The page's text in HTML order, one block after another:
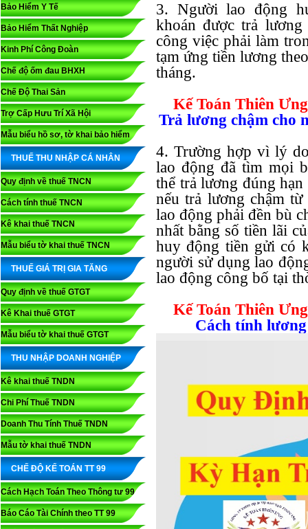
Bảo Hiểm Y Tế
Bảo Hiểm Thất Nghiệp
Kinh Phí Công Đoàn
Chế độ ốm đau BHXH
Chế Độ Thai Sản
Trợ Cấp Hưu Trí Xã Hội
Mẫu biểu hồ sơ, tờ khai bảo hiểm
THUẾ THU NHẬP CÁ NHÂN
Quy định về thuế TNCN
Cách tính thuế TNCN
Kê khai thuế TNCN
Mẫu biểu tờ khai thuế TNCN
THUẾ GIÁ TRỊ GIA TĂNG
Quy định về thuế GTGT
Kê Khai thuế GTGT
Mẫu biểu tờ khai thuế GTGT
THU NHẬP DOANH NGHIỆP
Kê khai thuế TNDN
Chi Phí Thuế TNDN
Doanh Thu Tính Thuế TNDN
Mẫu tờ khai thuế TNDN
CHẾ ĐỘ KẾ TOÁN TT 99
Cách Hạch Toán Theo Thông tư 99
Báo Cáo Tài Chính theo TT 99
3. Người lao động
khoán được trả
công việc phải làm
tạm ứng tiền lương
tháng.
Kế Toán Thiên
Trả lương chậm cho
4. Trường hợp vì lý
lao động đã tìm mọi
thể trả lương đúng
nếu trả lương chậm
lao động phải đền bù
nhất bằng số tiền lãi
huy động tiền gửi có
người sử dụng lao
lao động công bố tại
Kế Toán Thiên
Cách tính